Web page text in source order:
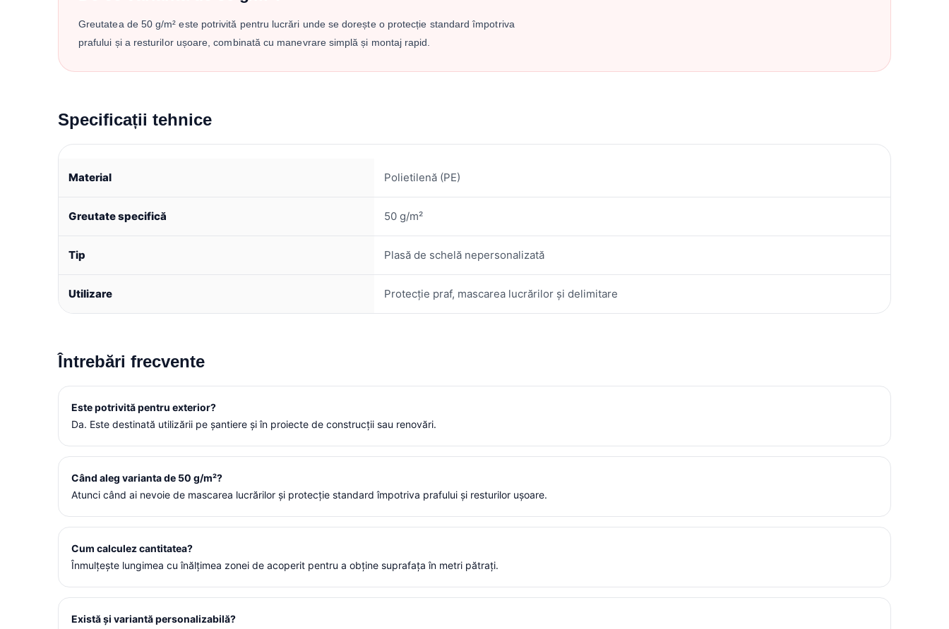
Greutatea de 50 g/m² este potrivită pentru lucrări unde se dorește o protecție standard împotriva
prafului și a resturilor ușoare, combinată cu manevrare simplă și montaj rapid.
Specificații tehnice
Material Polietilenă (PE)
Greutate specifică 50 g/m²
Tip Plasă de schelă nepersonalizată
Utilizare Protecție praf, mascarea lucrărilor și delimitare
Întrebări frecvente
Este potrivită pentru exterior?
Da. Este destinată utilizării pe șantiere și în proiecte de construcții sau renovări.
Când aleg varianta de 50 g/m²?
Atunci când ai nevoie de mascarea lucrărilor și protecție standard împotriva prafului și resturilor ușoare.
Cum calculez cantitatea?
Înmulțește lungimea cu înălțimea zonei de acoperit pentru a obține suprafața în metri pătrați.
Există și variantă personalizabilă?